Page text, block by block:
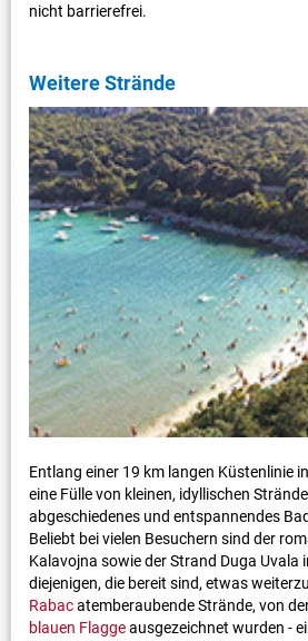
nicht barrierefrei.
Weitere Strände
Entlang einer 19 km langen Küstenlinie
eine Fülle von kleinen, idyllischen
abgeschiedenes und entspannendes
Beliebt bei vielen Besuchern sind der
Kalavojna sowie der Strand Duga Uvala
diejenigen, die bereit sind, etwas
Rabacatemberaubende Strände, von
blauen Flaggeausgezeichnet wurden -